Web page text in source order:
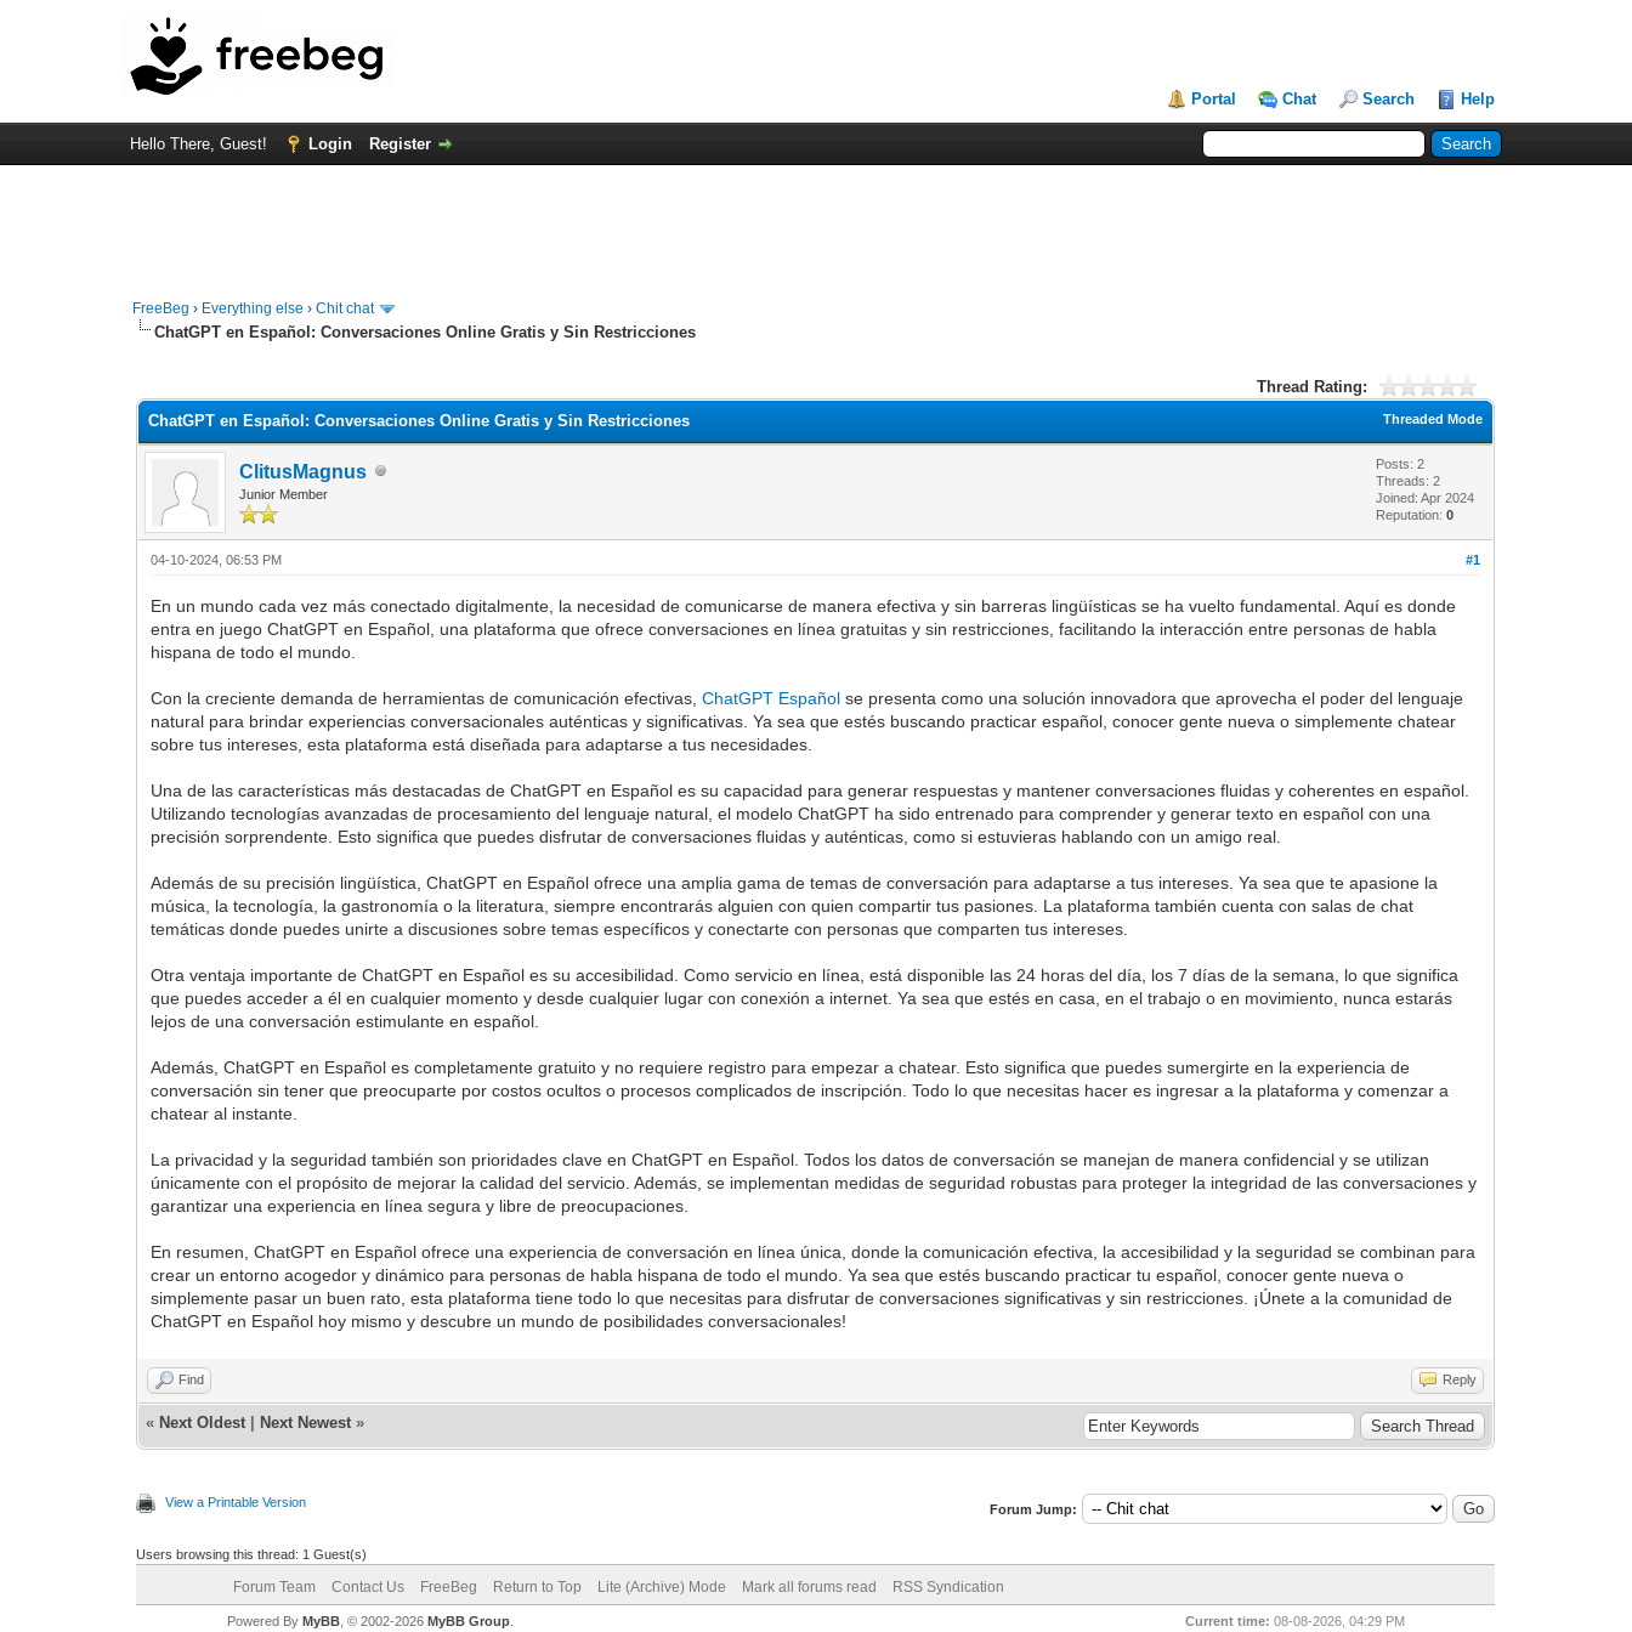
Portal Chat Search Help
Hello There, Guest! Login Register
FreeBeg › Everything else ›Chit chat
ChatGPT en Español: Conversaciones Online Gratis y Sin Restricciones
Thread Rating:
Threaded Mode
ChatGPT en Español: Conversaciones Online Gratis y Sin Restricciones
ClitusMagnus
Junior Member
Posts: 2
Threads: 2
Joined: Apr 2024
Reputation:0
#1
04-10-2024, 06:53 PM
En un mundo cada vez más conectado digitalmente, la necesidad de comunicarse de manera efectiva y sin barreras lingüísticas se ha vuelto fundamental. Aquí es donde
entra en juego ChatGPT en Español, una plataforma que ofrece conversaciones en línea gratuitas y sin restricciones, facilitando la interacción entre personas de habla
hispana de todo el mundo.
Con la creciente demanda de herramientas de comunicación efectivas,ChatGPT Español se presenta como una solución innovadora que aprovecha el poder del lenguaje
natural para brindar experiencias conversacionales auténticas y significativas. Ya sea que estés buscando practicar español, conocer gente nueva o simplemente chatear
sobre tus intereses, esta plataforma está diseñada para adaptarse a tus necesidades.
Una de las características más destacadas de ChatGPT en Español es su capacidad para generar respuestas y mantener conversaciones fluidas y coherentes en español.
Utilizando tecnologías avanzadas de procesamiento del lenguaje natural, el modelo ChatGPT ha sido entrenado para comprender y generar texto en español con una
precisión sorprendente. Esto significa que puedes disfrutar de conversaciones fluidas y auténticas, como si estuvieras hablando con un amigo real.
Además de su precisión lingüística, ChatGPT en Español ofrece una amplia gama de temas de conversación para adaptarse a tus intereses. Ya sea que te apasione la
música, la tecnología, la gastronomía o la literatura, siempre encontrarás alguien con quien compartir tus pasiones. La plataforma también cuenta con salas de chat
temáticas donde puedes unirte a discusiones sobre temas específicos y conectarte con personas que comparten tus intereses.
Otra ventaja importante de ChatGPT en Español es su accesibilidad. Como servicio en línea, está disponible las 24 horas del día, los 7 días de la semana, lo que significa
que puedes acceder a él en cualquier momento y desde cualquier lugar con conexión a internet. Ya sea que estés en casa, en el trabajo o en movimiento, nunca estarás
lejos de una conversación estimulante en español.
Además, ChatGPT en Español es completamente gratuito y no requiere registro para empezar a chatear. Esto significa que puedes sumergirte en la experiencia de
conversación sin tener que preocuparte por costos ocultos o procesos complicados de inscripción. Todo lo que necesitas hacer es ingresar a la plataforma y comenzar a
chatear al instante.
La privacidad y la seguridad también son prioridades clave en ChatGPT en Español. Todos los datos de conversación se manejan de manera confidencial y se utilizan
únicamente con el propósito de mejorar la calidad del servicio. Además, se implementan medidas de seguridad robustas para proteger la integridad de las conversaciones y
garantizar una experiencia en línea segura y libre de preocupaciones.
En resumen, ChatGPT en Español ofrece una experiencia de conversación en línea única, donde la comunicación efectiva, la accesibilidad y la seguridad se combinan para
crear un entorno acogedor y dinámico para personas de habla hispana de todo el mundo. Ya sea que estés buscando practicar tu español, conocer gente nueva o
simplemente pasar un buen rato, esta plataforma tiene todo lo que necesitas para disfrutar de conversaciones significativas y sin restricciones. ¡Únete a la comunidad de
ChatGPT en Español hoy mismo y descubre un mundo de posibilidades conversacionales!
Find Reply
« Next Oldest Next Newest »
View a Printable Version Forum Jump:
Users browsing this thread: 1 Guest(s)
Forum Team Contact Us FreeBeg Return to Top Lite (Archive) Mode Mark all forums read RSS Syndication
Current time: 08-08-2026, 04:29 PM
Powered By MyBB, © 2002-2026 MyBB Group.